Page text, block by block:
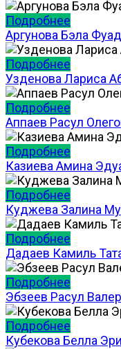
Подробнее
Аргунова Бэла
Подробнее
Узденова Лариса
Подробнее
Аппаев Расул
Подробнее
Казиева Амина
Подробнее
Куджева Залина
Подробнее
Дадаев Камиль
Подробнее
Эбзеев Расул
Подробнее
Кубекова Белла